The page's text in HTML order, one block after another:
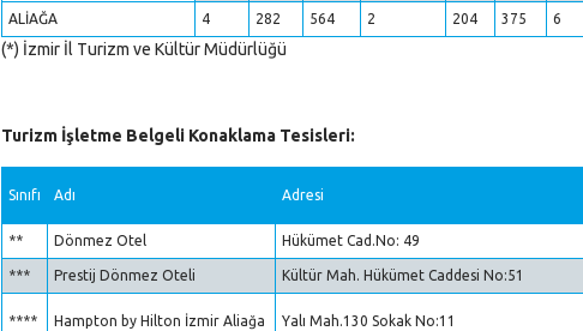
ALİAĞA 4 282 564 2 204 375 6
(*) İzmir İl Turizm ve Kültür Müdürlüğü
Turizm İşletme Belgeli Konaklama Tesisleri:
Sınıfı Adı Adresi
** Dönmez Otel Hükümet Cad.No: 49
*** Prestij Dönmez Oteli Kültür Mah. Hükümet Caddesi No:51
**** Hampton by Hilton İzmir Aliağa Yalı Mah.130 Sokak No:11